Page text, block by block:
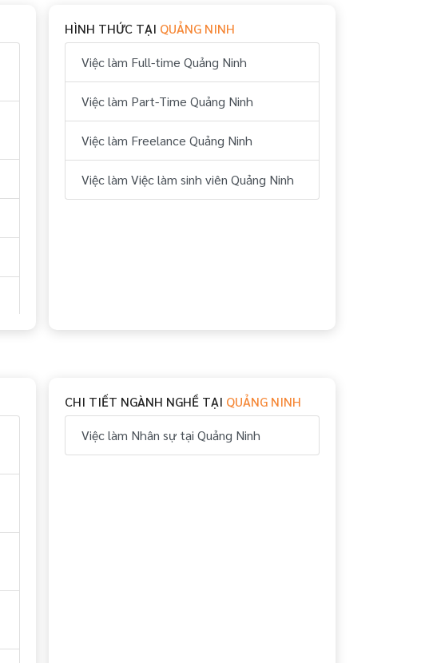
HÌNH THỨC TẠI QUẢNG NINH
Việc làm Full-time Quảng Ninh
Việc làm Part-Time Quảng Ninh
Việc làm Freelance Quảng Ninh
Việc làm Việc làm sinh viên Quảng Ninh
CHI TIẾT NGÀNH NGHỀ TẠI QUẢNG NINH
Việc làm Nhân sự tại Quảng Ninh